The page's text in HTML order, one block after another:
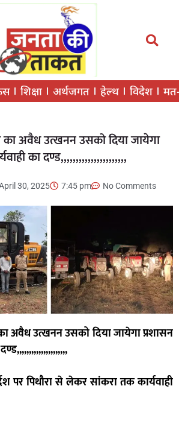
शिक्षा अर्थजगत हेल्थ विदेश
अवैध उत्खनन उसको दिया जायेगा
का दण्ड,,,,,,,,,,,,,,,,,,,,,,
30, 2025 7:45 pm No Comments
अवैध उत्खनन उसको दिया जायेगा प्रशासन
पर पिथौरा से लेकर सांकरा तक कार्यवाही